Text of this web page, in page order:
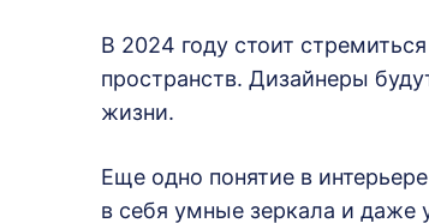
В 2024 году стоит
пространств. Дизайнеры
жизни.
Еще одно понятие в
в себя умные зеркала и даже